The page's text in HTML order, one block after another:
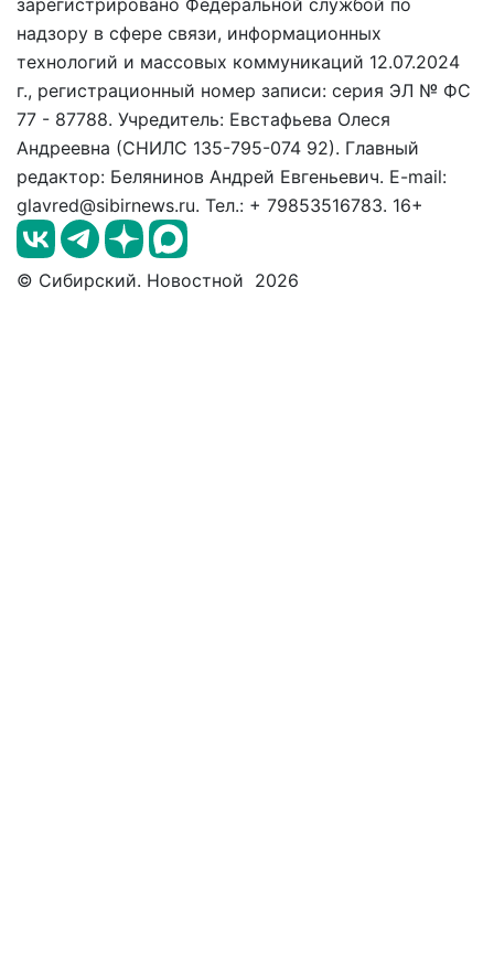
зарегистрировано Федеральной службой по
надзору в сфере связи, информационных
технологий и массовых коммуникаций 12.07.2024
г., регистрационный номер записи: серия ЭЛ № ФС
77 - 87788. Учредитель: Евстафьева Олеся
Андреевна (СНИЛС 135-795-074 92). Главный
редактор: Белянинов Андрей Евгеньевич. E-mail:
glavred@sibirnews.ru. Тел.: + 79853516783. 16+
© Сибирский. Новостной 2026